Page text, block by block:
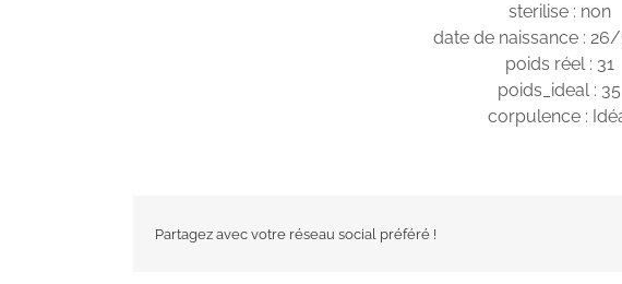
sterilise : non
date de naissance :
poids réel : 31
poids_ideal : 35
corpulence :
Partagez avec votre réseau social préféré !